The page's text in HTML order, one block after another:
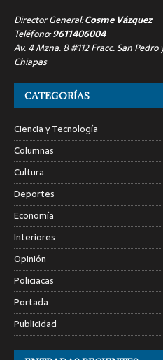
Director General:Cosme Vázquez
Teléfono:9611406004
Av. 4 Mzna. 8 #112 Fracc. San
Chiapas
CATEGORÍAS
Ciencia y Tecnología
Columnas
Cultura
Deportes
Economía
Interiores
Opinión
Policiacas
Portada
Publicidad